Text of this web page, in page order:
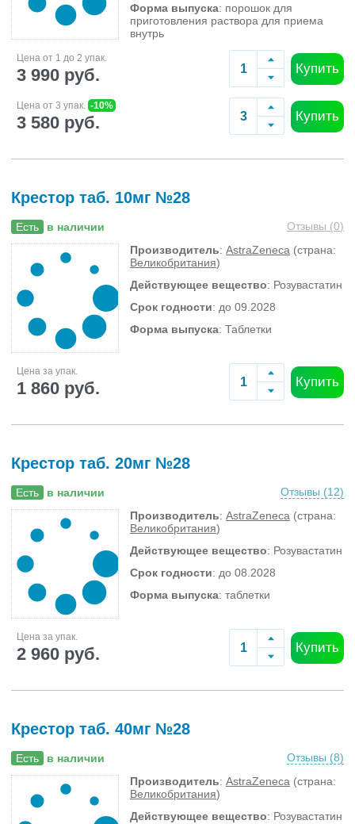
Форма выпуска: порошок для
приготовления раствора для приема
внутрь
Цена от 1 до 2 упак.
3 990 руб. Купить
Цена от 3 упак. -10%
3 580 руб. Купить
Крестор таб. 10мг №28
Есть в наличии Отзывы (0)
Производитель: AstraZeneca (страна:
Великобритания)
Действующее вещество: Розувастатин
Срок годности: до 09.2028
Форма выпуска: Таблетки
Цена за упак.
1 860 руб. Купить
Крестор таб. 20мг №28
Есть в наличии Отзывы (12)
Производитель: AstraZeneca (страна:
Великобритания)
Действующее вещество: Розувастатин
Срок годности: до 08.2028
Форма выпуска: таблетки
Цена за упак.
2 960 руб. Купить
Крестор таб. 40мг №28
Есть в наличии Отзывы (8)
Производитель: AstraZeneca (страна:
Великобритания)
Действующее вещество: Розувастатин